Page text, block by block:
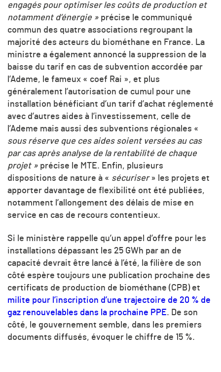
engagés pour optimiser les coûts de production et
notamment d’énergie » précise le communiqué
commun des quatre associations regroupant la
majorité des acteurs du biométhane en France. La
ministre a également annoncé la suppression de la
baisse du tarif en cas de subvention accordée par
l’Ademe, le fameux « coef Rai », et plus
généralement l’autorisation de cumul pour une
installation bénéficiant d’un tarif d’achat réglementé
avec d’autres aides à l’investissement, celle de
l’Ademe mais aussi des subventions régionales «
sous réserve que ces aides soient versées au cas
par cas après analyse de la rentabilité de chaque
projet » précise le MTE. Enfin, plusieurs
dispositions de nature à « sécuriser» les projets et
apporter davantage de flexibilité ont été publiées,
notamment l’allongement des délais de mise en
service en cas de recours contentieux.
Si le ministère rappelle qu’un appel d’offre pour les
installations dépassant les 25 GWh par an de
capacité devrait être lancé à l’été, la filière de son
côté espère toujours une publication prochaine des
certificats de production de biométhane (CPB) et
milite pour l’inscription d’une trajectoire de 20 % de
gaz renouvelables dans la prochaine PPE. De son
côté, le gouvernement semble, dans les premiers
documents diffusés, évoquer le chiffre de 15 %.